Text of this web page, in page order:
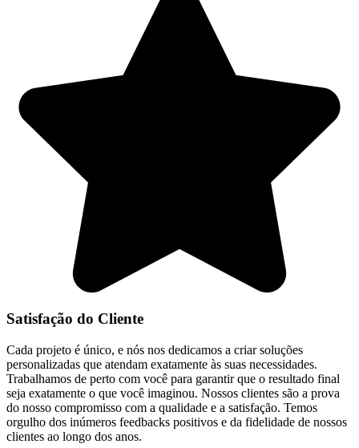
Satisfação do Cliente
Cada projeto é único, e nós nos dedicamos a criar soluções
personalizadas que atendam exatamente às suas necessidades.
Trabalhamos de perto com você para garantir que o resultado final
seja exatamente o que você imaginou. Nossos clientes são a prova
do nosso compromisso com a qualidade e a satisfação. Temos
orgulho dos inúmeros feedbacks positivos e da fidelidade de nossos
clientes ao longo dos anos.